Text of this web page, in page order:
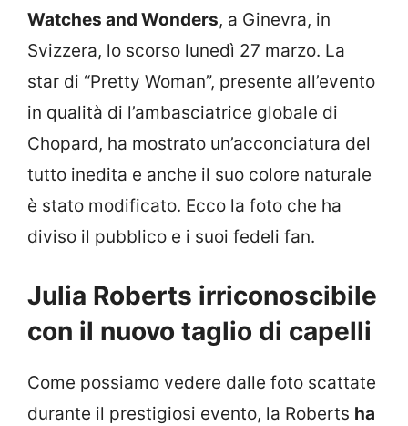
Watches and Wonders, a Ginevra, in
Svizzera, lo scorso lunedì 27 marzo. La
star di “Pretty Woman”, presente all’evento
in qualità di l’ambasciatrice globale di
Chopard, ha mostrato un’acconciatura del
tutto inedita e anche il suo colore naturale
è stato modificato. Ecco la foto che ha
diviso il pubblico e i suoi fedeli fan.
Julia Roberts irriconoscibile
con il nuovo taglio di capelli
Come possiamo vedere dalle foto scattate
durante il prestigiosi evento, la Roberts ha